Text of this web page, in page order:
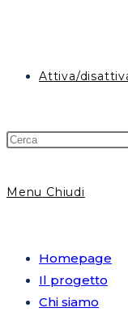
Attiva/
Menu Chiudi
Homepage
Il progetto
Chi siamo